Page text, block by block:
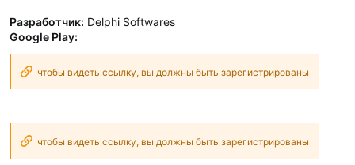
Разработчик: Delphi Softwares
Google Play:
чтобы видеть ссылку, вы должны быть зарегистрированы
чтобы видеть ссылку, вы должны быть зарегистрированы